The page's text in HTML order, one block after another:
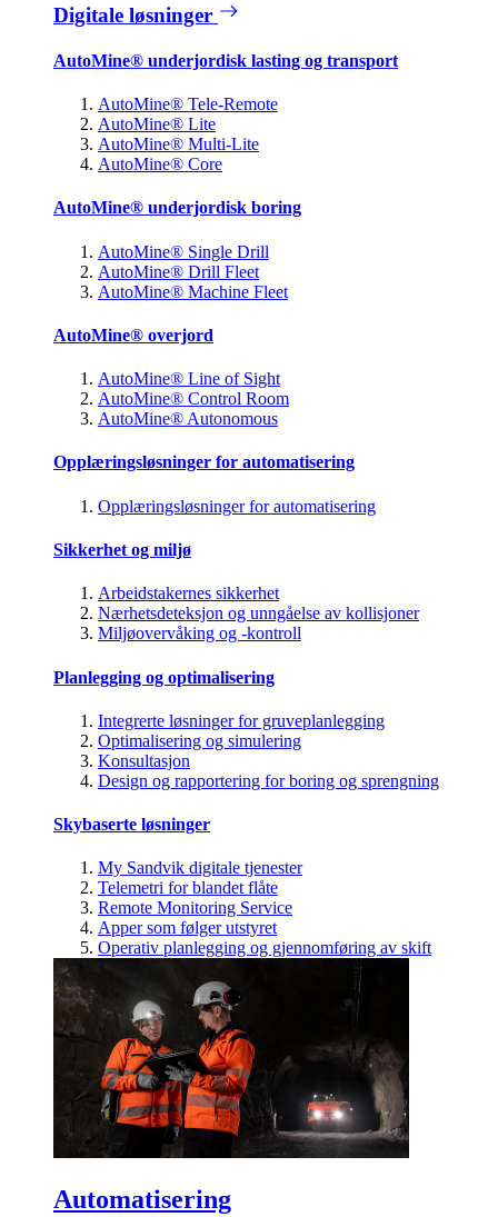
Digitale løsninger
AutoMine® underjordisk lasting og transport
AutoMine® Tele-Remote
AutoMine® Lite
AutoMine® Multi-Lite
AutoMine® Core
AutoMine® underjordisk boring
AutoMine® Single Drill
AutoMine® Drill Fleet
AutoMine® Machine Fleet
AutoMine® overjord
AutoMine® Line of Sight
AutoMine® Control Room
AutoMine® Autonomous
Opplæringsløsninger for automatisering
Opplæringsløsninger for automatisering
Sikkerhet og miljø
Arbeidstakernes sikkerhet
Nærhetsdeteksjon og unngåelse av kollisjoner
Miljøovervåking og -kontroll
Planlegging og optimalisering
Integrerte løsninger for gruveplanlegging
Optimalisering og simulering
Konsultasjon
Design og rapportering for boring og sprengning
Skybaserte løsninger
My Sandvik digitale tjenester
Telemetri for blandet flåte
Remote Monitoring Service
Apper som følger utstyret
Operativ planlegging og gjennomføring av skift
Automatisering